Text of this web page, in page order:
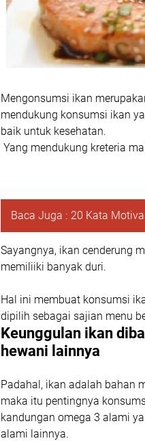
Mengonsumsi ikan
mendukung konsumsi ikan
baik untuk kesehatan.
Yang mendukung kreteria
Baca Juga : 20 Kata
Sayangnya, ikan cenderung
memiliiki banyak duri.
Hal ini membuat konsumsi
dipilih sebagai sajian menu
Keunggulan ikan
hewani lainnya
Padahal, ikan adalah bahan
maka itu pentingnya
kandungan omega 3 alami
alami lainnya.